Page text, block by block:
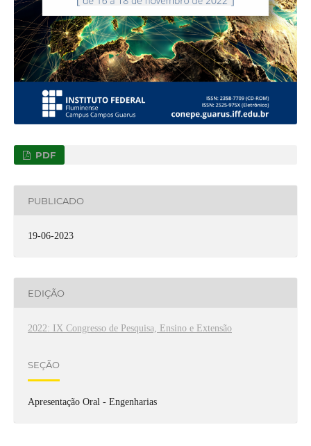
PDF
PUBLICADO
19-06-2023
EDIÇÃO
2022: IX Congresso de Pesquisa, Ensino e Extensão
SEÇÃO
Apresentação Oral - Engenharias